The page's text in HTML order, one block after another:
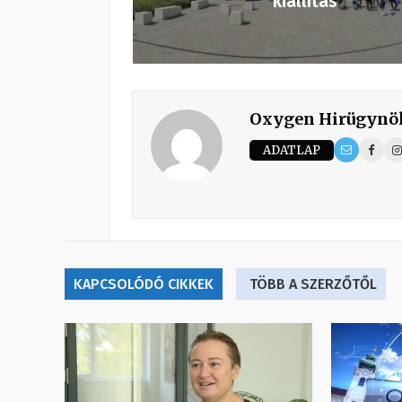
Oxygen
ADATLAP
KAPCSOLÓDÓ CIKKEK TÖBB A SZERZŐTŐL